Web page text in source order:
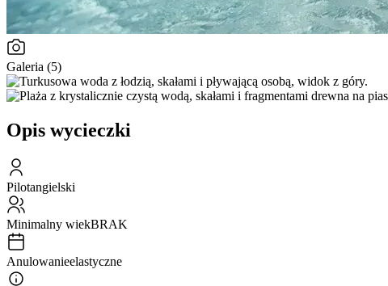
Galeria (5)
Opis wycieczki
Pilotangielski
Minimalny wiekBRAK
Anulowanieelastyczne